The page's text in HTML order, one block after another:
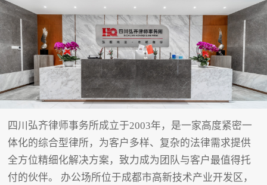
四川弘齐律师事务所成立于2003年，是一家高度紧密一
体化的综合型律所，为客户多样、复杂的法律需求提供
全方位精细化解决方案，致力成为团队与客户最值得托
付的伙伴。 办公场所位于成都市高新技术产业开发区，